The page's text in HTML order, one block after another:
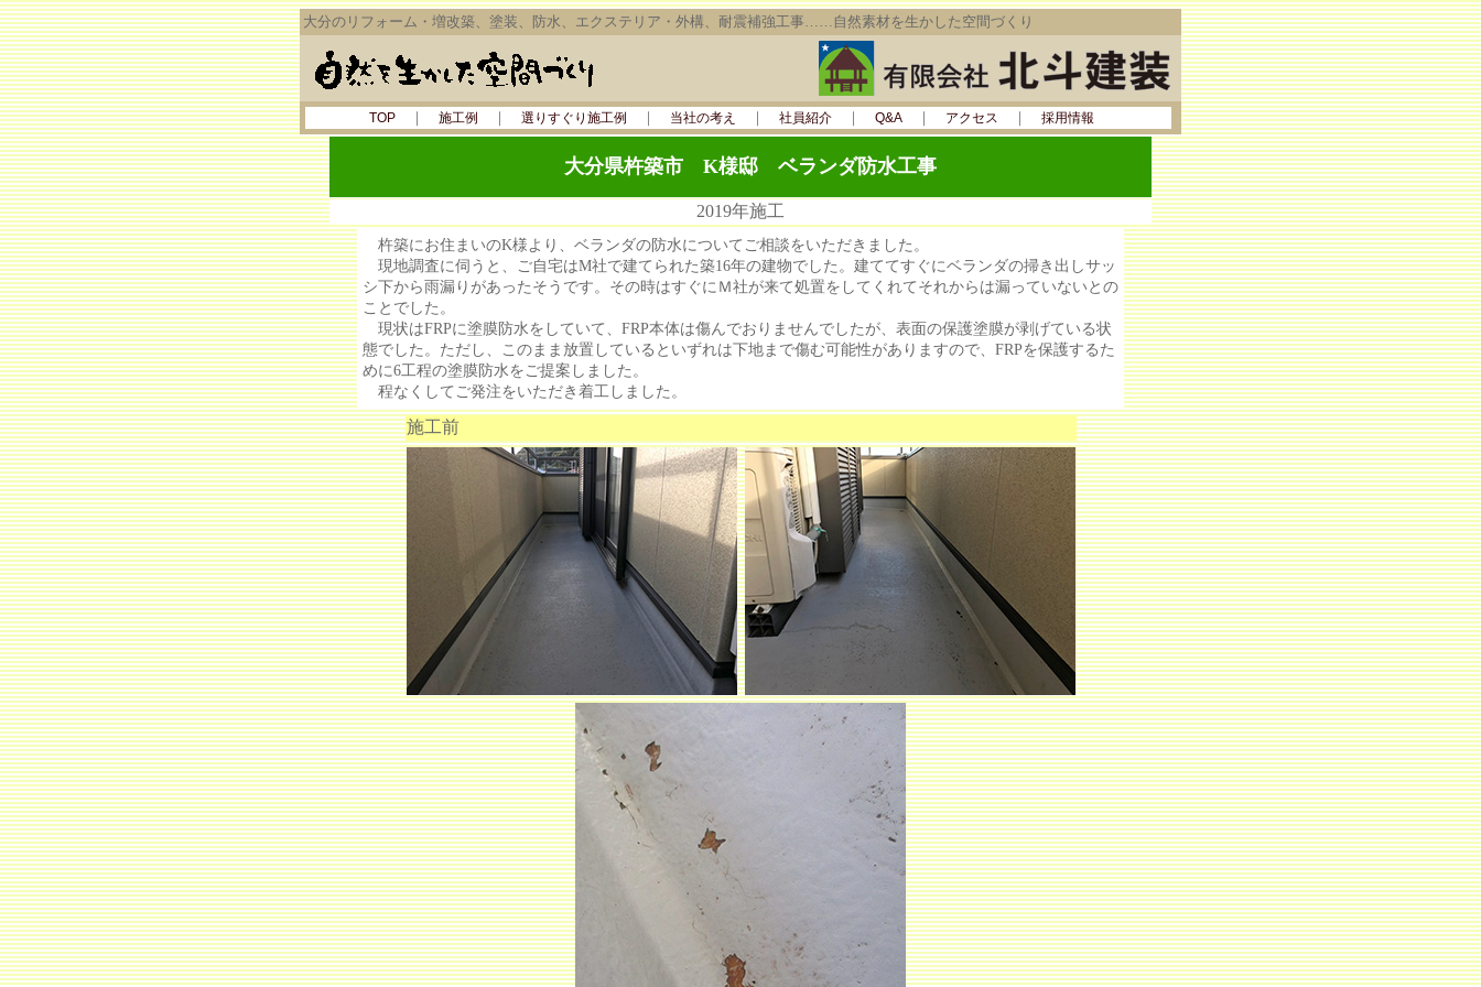
大分のリフォーム・増改築、塗装、防水、エクステリア・外構、耐震補強工事……自然素材を生かした空間づくり
TOP｜ 施工例 ｜ 選りすぐり施工例 ｜ 当社の考え ｜ 社員紹介｜ Q&A｜ アクセス ｜ 採用情報
大分県杵築市 K様邸 ベランダ防水工事
2019年施工
杵築にお住まいのK様より、ベランダの防水についてご相談をいただきました。
現地調査に伺うと、ご自宅はM社で建てられた築16年の建物でした。建ててすぐにベランダの掃き出しサッ
シ下から雨漏りがあったそうです。その時はすぐにＭ社が来て処置をしてくれてそれからは漏っていないとの
ことでした。
現状はFRPに塗膜防水をしていて、FRP本体は傷んでおりませんでしたが、表面の保護塗膜が剥げている状
態でした。ただし、このまま放置しているといずれは下地まで傷む可能性がありますので、FRPを保護するた
めに6工程の塗膜防水をご提案しました。
程なくしてご発注をいただき着工しました。
施工前